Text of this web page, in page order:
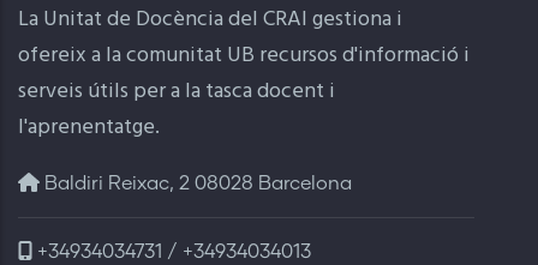
La Unitat de Docència del CRAI gestiona i
ofereix a la comunitat UB recursos d'informació i
serveis útils per a la tasca docent i
l'aprenentatge.
Baldiri Reixac, 2 08028 Barcelona
+34934034731 / +34934034013